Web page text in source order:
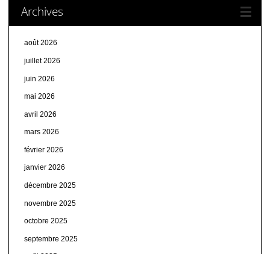
Archives
août 2026
juillet 2026
juin 2026
mai 2026
avril 2026
mars 2026
février 2026
janvier 2026
décembre 2025
novembre 2025
octobre 2025
septembre 2025